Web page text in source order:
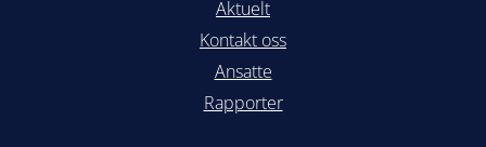
Aktuelt
Kontakt oss
Ansatte
Rapporter